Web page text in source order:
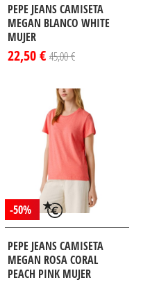
PEPE JEANS CAMISETA
MEGAN BLANCO WHITE
MUJER
22,50 € 45,00 €
-50%
PEPE JEANS CAMISETA
MEGAN ROSA CORAL
PEACH PINK MUJER